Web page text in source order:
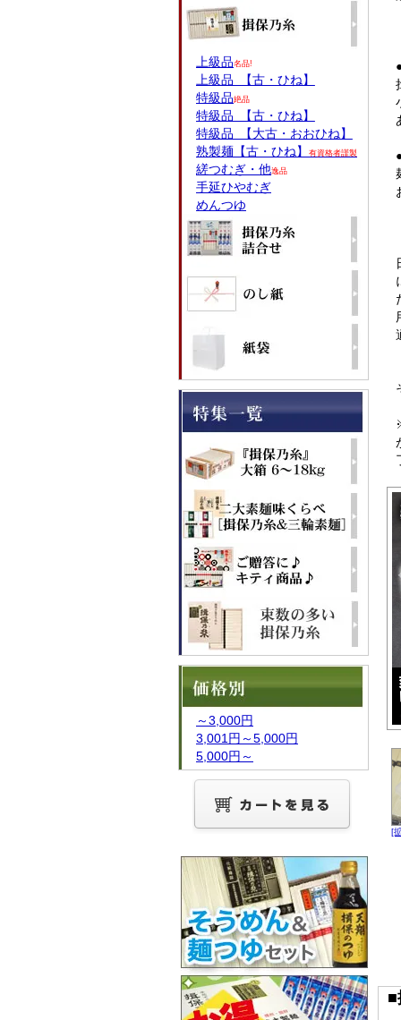
[
■
上級品名品!
上級品 【古・ひね】
特級品絶品
特級品 【古・ひね】
特級品 【大古・おおひね】
熟製麺【古・ひね】
有資格者謹製
縒つむぎ・他逸品
手延ひやむぎ
めんつゆ
～3,000円
3,001円～5,000円
5,000円～